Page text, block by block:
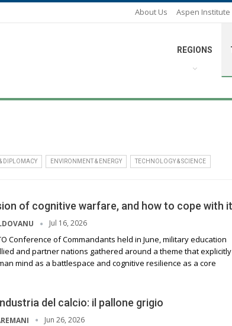
About Us Aspen Institute
REGIONS
DIPLOMACY ENVIRONMENT & ENERGY TECHNOLOGY & SCIENCE
of cognitive warfare, and how to cope with it
Jul 16, 2026
Conference of Commandants held in June, military education
and partner nations gathered around a theme that explicitly
mind as a battlespace and cognitive resilience as a core
del calcio: il pallone grigio
Jun 26, 2026